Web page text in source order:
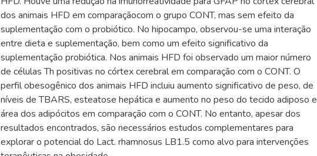
dos animais HFD em comparaçãocom o grupo CONT, mas sem efeito da
suplementação com o probiótico. No hipocampo, observou-se uma interação
entre dieta e suplementação, bem como um efeito significativo da
suplementação probiótica. Nos animais HFD foi observado um maior número
de células Th positivas no córtex cerebral em comparação com o CONT. O
perfil obesogênico dos animais HFD incluiu aumento significativo de peso, de
níveis de TBARS, esteatose hepática e aumento no peso do tecido adiposo e
área dos adipócitos em comparação com o CONT. No entanto, apesar dos
resultados encontrados, são necessários estudos complementares para
explorar o potencial do Lact. rhamnosus LB1.5 como alvo para intervenções